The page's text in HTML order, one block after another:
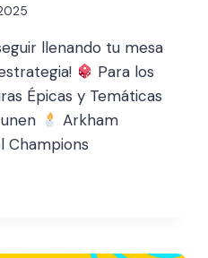
llenando tu mesa
Para los
Épicas y Temáticas
Arkham
Champions